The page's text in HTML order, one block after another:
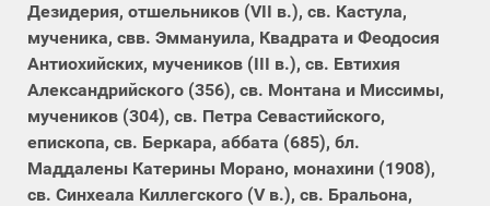
Дезидерия, отшельников (VII в.), св. Кастула,
мученика, свв. Эммануила, Квадрата и Феодосия
Антиохийских, мучеников (III в.), св. Евтихия
Александрийского (356), св. Монтана и Миссимы,
мучеников (304), св. Петра Севастийского,
епископа, св. Беркара, аббата (685), бл.
Маддалены Катерины Морано, монахини (1908),
св. Синхеала Киллегского (V в.), св. Бральона,